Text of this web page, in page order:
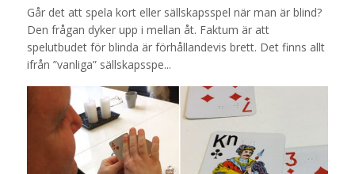
Går det att spela kort eller sällskapsspel när man är blind?
Den frågan dyker upp i mellan åt. Faktum är att
spelutbudet för blinda är förhållandevis brett. Det finns allt
ifrån ”vanliga” sällskapsspe...